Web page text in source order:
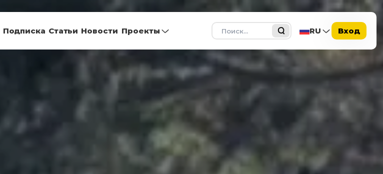
Подписка Статьи Новости Проекты Поиск RU Вход